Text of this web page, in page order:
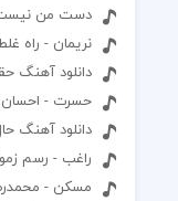
دست من
نریمان - راه
دانلود آهنگ
حسرت - احسان
دانلود آهنگ
راغب - رسم
مسکن -